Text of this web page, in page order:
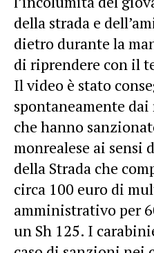
della strada e
dietro durante la
di riprendere con il
Il video è stato
spontaneamente
che hanno
monrealese ai sensi
della Strada che
circa 100 euro di
amministrativo per
un Sh 125. I